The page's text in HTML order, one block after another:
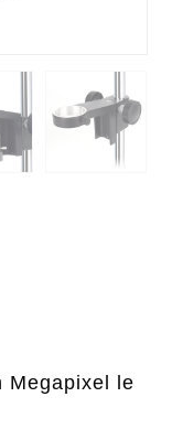
Megapixel le